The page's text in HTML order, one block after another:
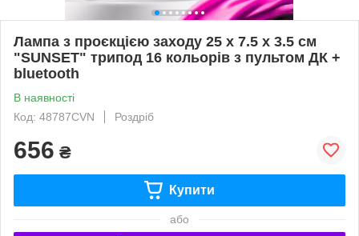
Лампа з проєкцією заходу 25 х 7.5 х 3.5 см
"SUNSET" трипод 16 кольорів з пультом ДК +
bluetooth
В наявності
Код: 48787CVN
Роздріб
656 ₴
Купити
або